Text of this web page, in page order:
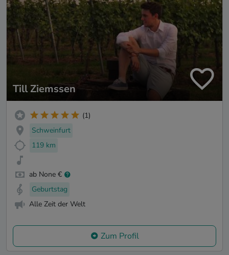
Till Ziemssen
(1)
Schweinfurt
119 km
ab None €
Geburtstag
Alle Zeit der Welt
Zum Profil